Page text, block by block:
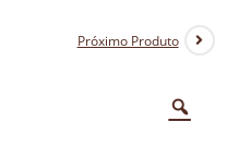
Próximo Produto